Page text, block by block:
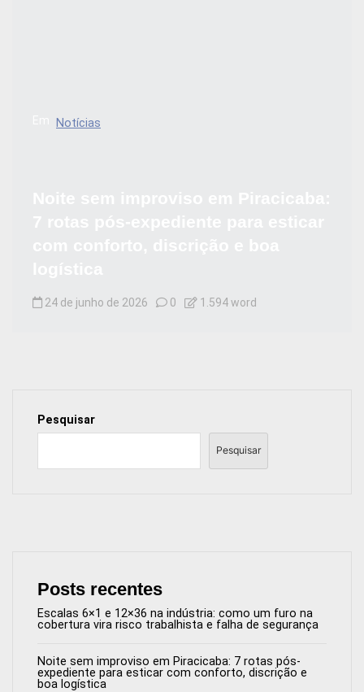
Notícias
24 de junho de 2026 0 1.594 word
Pesquisar
Pesquisar
Posts recentes
Escalas 6×1 e 12×36 na indústria: como um furo na
cobertura vira risco trabalhista e falha de segurança
Noite sem improviso em Piracicaba: 7 rotas pós-
expediente para esticar com conforto, discrição e
boa logística